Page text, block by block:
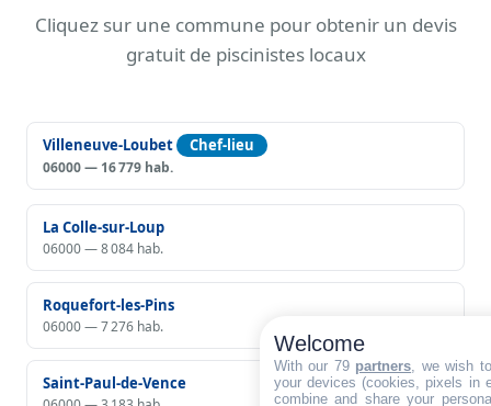
Cliquez sur une commune pour obtenir un devis
gratuit de piscinistes locaux
Villeneuve-Loubet Chef-lieu
06000 — 16 779 hab.
La Colle-sur-Loup
06000 — 8 084 hab.
Roquefort-les-Pins
06000 — 7 276 hab.
Saint-Paul-de-Vence
Welcome
With our 79 partners, we wish
your devices (cookies, pixels in
combine and share your